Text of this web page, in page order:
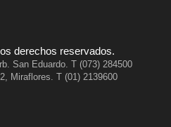
derechos reservados.
San Eduardo. T (073) 284500
Miraflores. T (01) 2139600